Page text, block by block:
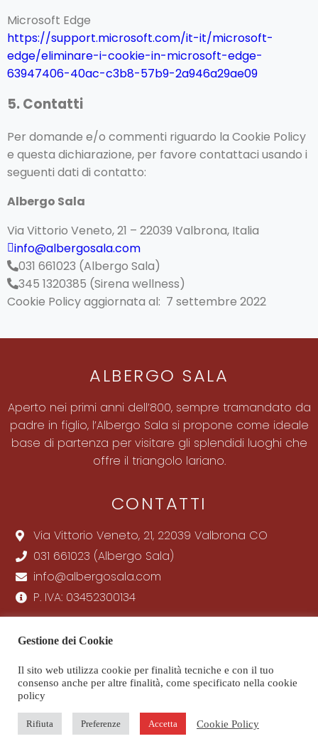
Microsoft Edge
https://support.microsoft.com/it-it/microsoft-
edge/eliminare-i-cookie-in-microsoft-edge-
63947406-40ac-c3b8-57b9-2a946a29ae09
5. Contatti
Per domande e/o commenti riguardo la Cookie Policy
e questa dichiarazione, per favore contattaci usando i
seguenti dati di contatto:
Albergo Sala
Via Vittorio Veneto, 21 – 22039 Valbrona, Italia
info@albergosala.com
031 661023 (Albergo Sala)
345 1320385 (Sirena wellness)
Cookie Policy aggiornata al: 7 settembre 2022
ALBERGO SALA
Aperto nei primi anni dell’800, sempre tramandato da
padre in figlio, l’Albergo Sala si propone come ideale
base di partenza per visitare gli splendidi luoghi che
offre il triangolo lariano.
CONTATTI
Via Vittorio Veneto, 21, 22039 Valbrona CO
031 661023 (Albergo Sala)
info@albergosala.com
P. IVA: 03452300134
Gestione dei Cookie
Il sito web utilizza cookie per finalità tecniche e con il tuo
consenso anche per altre finalità, come specificato nella cookie
policy
Rifiuta Preferenze Accetta Cookie Policy